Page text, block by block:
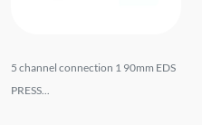
5 channel connection 1 90mm EDS
PRESS...